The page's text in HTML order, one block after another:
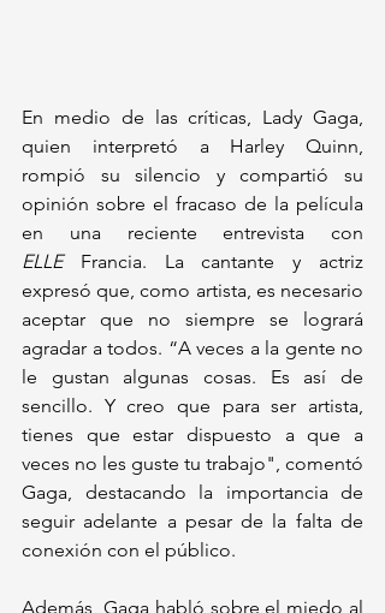
En medio de las críticas, Lady Gaga,
quien interpretó a Harley Quinn,
rompió su silencio y compartió su
opinión sobre el fracaso de la película
ELLE Francia. La cantante y actriz
expresó que, como artista, es necesario
aceptar que no siempre se logrará
agradar a todos. “A veces a la gente no
le gustan algunas cosas. Es así de
sencillo. Y creo que para ser artista,
tienes que estar dispuesto a que a
veces no les guste tu trabajo", comentó
Gaga, destacando la importancia de
seguir adelante a pesar de la falta de
conexión con el público.
Además, Gaga habló sobre el miedo al